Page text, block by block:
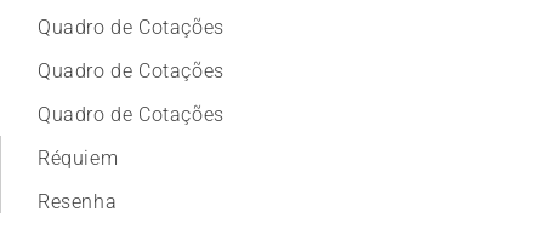
Quadro de Cotações
Quadro de Cotações
Quadro de Cotações
Réquiem
Resenha